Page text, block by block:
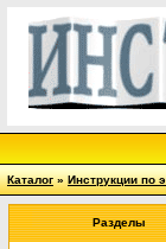
Каталог»Инструкции по
Разделы